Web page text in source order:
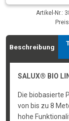
Artikel-Nr.:
Beschreibung
SALUX® BIO
Die biobasierte
von bis zu 8
hohe